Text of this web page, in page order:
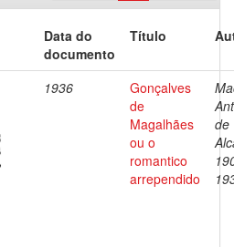
Data do
documento
Título
1936
Gonçalves
de
Magalhães
ou o
romantico
arrependido
de